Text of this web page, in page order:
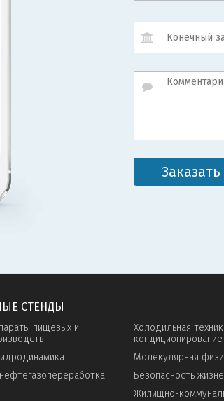
Заказать
СТЕНДЫ
пищевых и
Холодильная
Молекулярная
Безопасность
Жилищно-